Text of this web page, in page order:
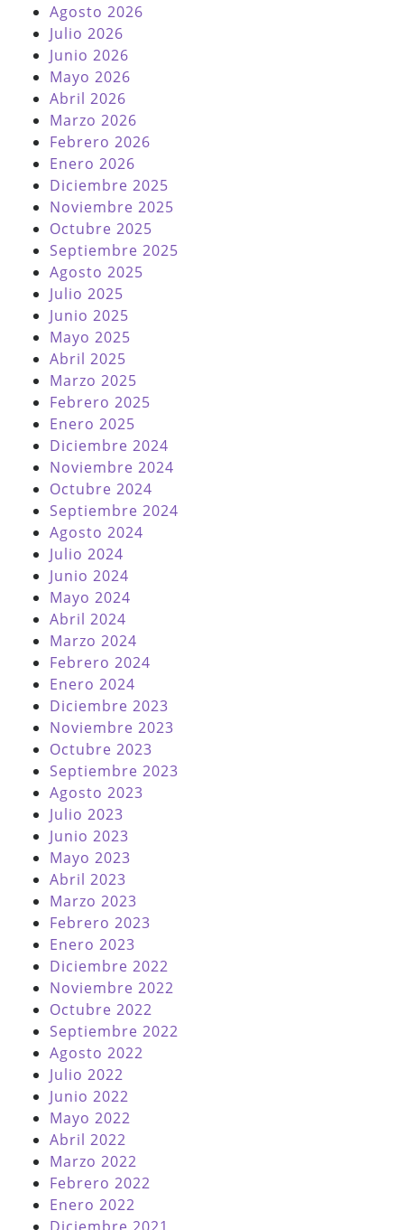
Agosto 2026
Julio 2026
Junio 2026
Mayo 2026
Abril 2026
Marzo 2026
Febrero 2026
Enero 2026
Diciembre 2025
Noviembre 2025
Octubre 2025
Septiembre 2025
Agosto 2025
Julio 2025
Junio 2025
Mayo 2025
Abril 2025
Marzo 2025
Febrero 2025
Enero 2025
Diciembre 2024
Noviembre 2024
Octubre 2024
Septiembre 2024
Agosto 2024
Julio 2024
Junio 2024
Mayo 2024
Abril 2024
Marzo 2024
Febrero 2024
Enero 2024
Diciembre 2023
Noviembre 2023
Octubre 2023
Septiembre 2023
Agosto 2023
Julio 2023
Junio 2023
Mayo 2023
Abril 2023
Marzo 2023
Febrero 2023
Enero 2023
Diciembre 2022
Noviembre 2022
Octubre 2022
Septiembre 2022
Agosto 2022
Julio 2022
Junio 2022
Mayo 2022
Abril 2022
Marzo 2022
Febrero 2022
Enero 2022
Diciembre 2021